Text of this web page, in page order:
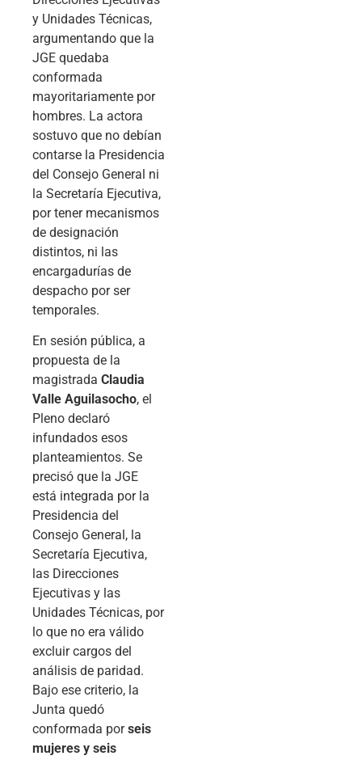
y Unidades Técnicas,
argumentando que la
JGE quedaba
conformada
mayoritariamente por
hombres. La actora
sostuvo que no debían
contarse la Presidencia
del Consejo General ni
la Secretaría Ejecutiva,
por tener mecanismos
de designación
distintos, ni las
encargadurías de
despacho por ser
temporales.
En sesión pública, a
propuesta de la
magistrada Claudia
Valle Aguilasocho, el
Pleno declaró
infundados esos
planteamientos. Se
precisó que la JGE
está integrada por la
Presidencia del
Consejo General, la
Secretaría Ejecutiva,
las Direcciones
Ejecutivas y las
Unidades Técnicas, por
lo que no era válido
excluir cargos del
análisis de paridad.
Bajo ese criterio, la
Junta quedó
conformada porseis
mujeres y seis